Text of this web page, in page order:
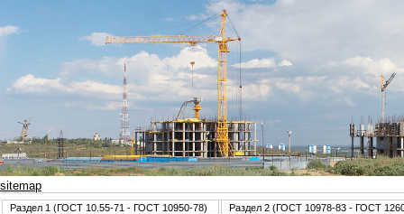
sitemap
Раздел 1 (ГОСТ 10.55-71 - ГОСТ 10950-78)
Раздел 2 (ГОСТ 10978-83 - ГОСТ